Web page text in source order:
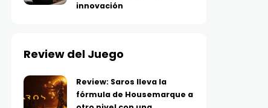
innovación
Review del Juego
Review: Saros lleva la
fórmula de Housemarque a